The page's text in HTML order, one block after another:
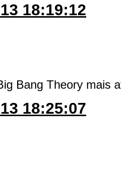
18:19:12
Bang Theory mais
18:25:07